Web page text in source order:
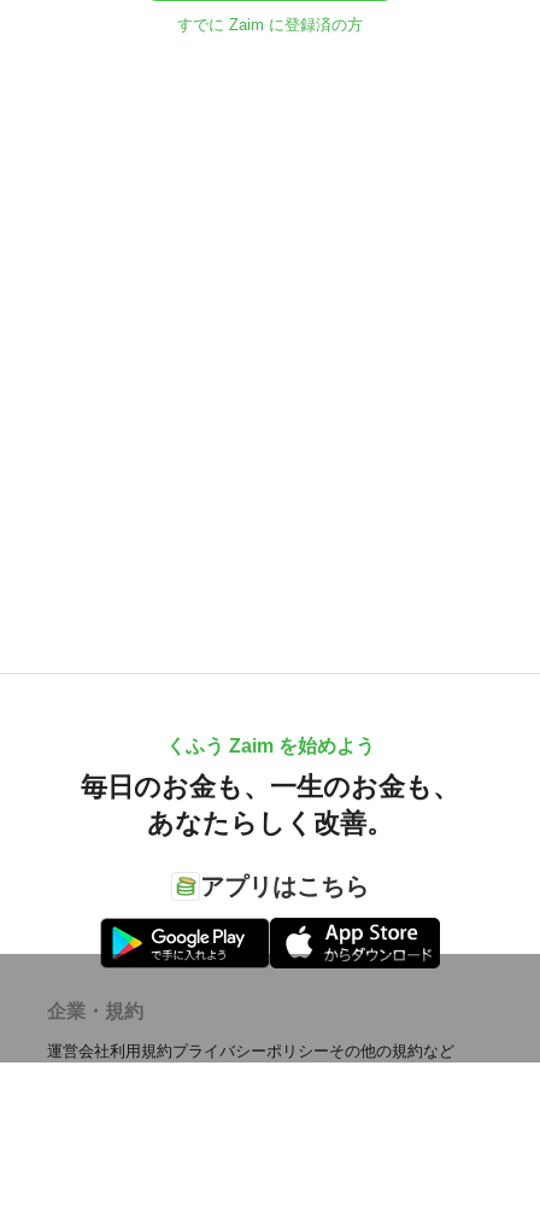
すでに Zaim に登録済の方
くふう Zaim を始めよう
毎日のお金も、 一生のお金も、
あなたらしく改善。
アプリはこちら
企業・規約
運営会社利用規約プライバシーポリシーその他の規約など